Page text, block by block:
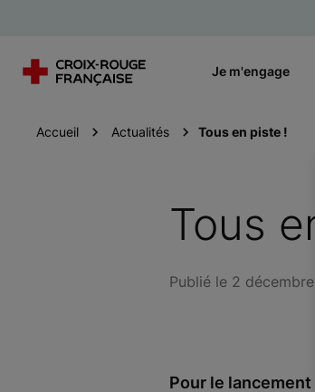
Je m'engage
Accueil Actualités Tous en piste !
Tous
Publié le 2
Pour le